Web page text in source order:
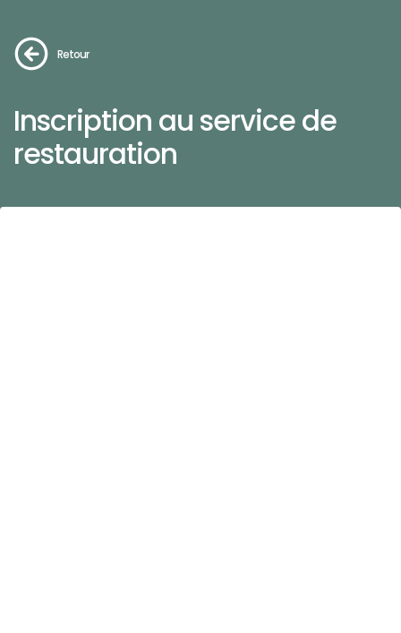
Retour
Inscription au service de
restauration